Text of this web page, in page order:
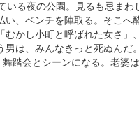
いる夜の公園。見るも忌まわ
、ベンチを陣取る。そこへ
かし小町と呼ばれた女さ」
は、みんなきっと死ぬんだ
踏会とシーンになる。老婆